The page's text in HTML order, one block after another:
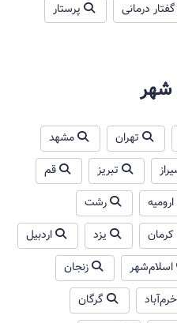
درمانی
پرستار
شهر
تهران
مشهد
تبریز
قم
ارومیه
رشت
کرمان یزد
اردبیل
اسلام‌شهر
زنجان
خرم‌آباد
گرگان